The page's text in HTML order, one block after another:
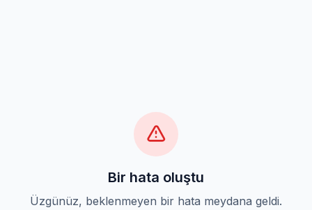
Bir hata oluştu
Üzgünüz, beklenmeyen bir hata meydana geldi.